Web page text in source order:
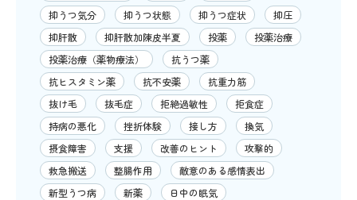
抑うつ気分
抑うつ状態 抑うつ症状
抑圧
抑肝散
抑肝散加陳皮半夏 投薬
投薬治療
投薬治療（薬物療法）
抗うつ薬
抗ヒスタミン薬
抗不安薬
抗重力筋
抜け毛
抜毛症 拒絶過敏性
拒食症
持病の悪化
挫折体験 接し方
換気
摂食障害
支援 改善のヒント
攻撃的
救急搬送
整腸作用
敵意のある感情表出
新型うつ病
新薬
日中の眠気